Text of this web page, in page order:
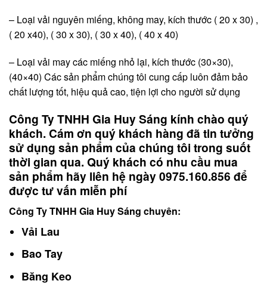
– Loại vải nguyên miếng, không may, kích thước ( 20 x 30) ,
( 20 x40), ( 30 x 30), ( 30 x 40), ( 40 x 40)
– Loại vải may các miếng nhỏ lại, kích thước (30×30),
(40×40) Các sản phẩm chúng tôi cung cấp luôn đảm bảo
chất lượng tốt, hiệu quả cao, tiện lợi cho người sử dụng
Công Ty TNHH Gia Huy Sáng kính chào quý
khách. Cám ơn quý khách hàng đã tin tưởng
sử dụng sản phẩm của chúng tôi trong suốt
thời gian qua. Quý khách có nhu cầu mua
sản phẩm hãy liên hệ ngày 0975.160.856 để
được tư vấn miễn phí
Công Ty TNHH Gia Huy Sáng chuyên:
Vải Lau
Bao Tay
Băng Keo